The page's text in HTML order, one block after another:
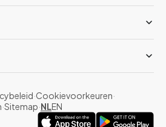
·Cookievoorkeuren·
·Sitemap·NLEN